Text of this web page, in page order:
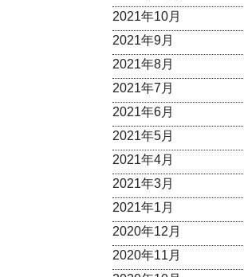
2021年10月
2021年9月
2021年8月
2021年7月
2021年6月
2021年5月
2021年4月
2021年3月
2021年1月
2020年12月
2020年11月